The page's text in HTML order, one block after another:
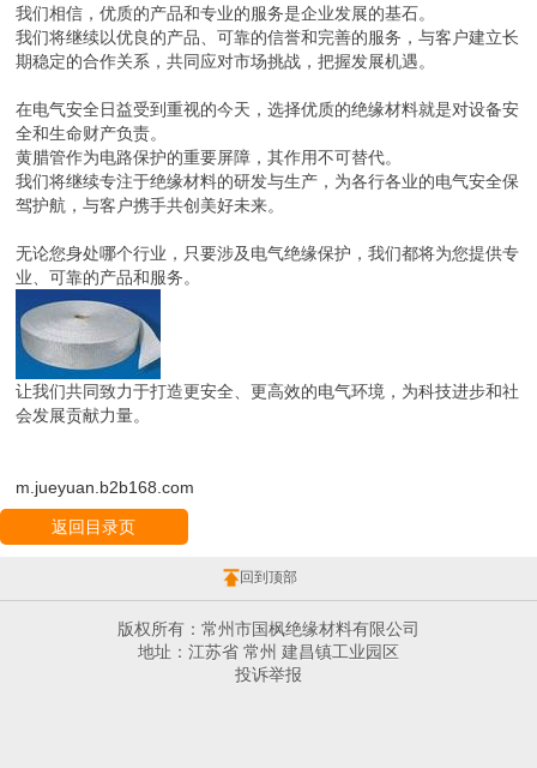
我们相信，优质的产品和专业的服务是企业发展的基石。
我们将继续以优良的产品、可靠的信誉和完善的服务，与客户建立长
期稳定的合作关系，共同应对市场挑战，把握发展机遇。
在电气安全日益受到重视的今天，选择优质的绝缘材料就是对设备安
全和生命财产负责。
黄腊管作为电路保护的重要屏障，其作用不可替代。
我们将继续专注于绝缘材料的研发与生产，为各行各业的电气安全保
驾护航，与客户携手共创美好未来。
无论您身处哪个行业，只要涉及电气绝缘保护，我们都将为您提供专
业、可靠的产品和服务。
让我们共同致力于打造更安全、更高效的电气环境，为科技进步和社
会发展贡献力量。
m.jueyuan.b2b168.com
返回目录页
回到顶部
版权所有：常州市国枫绝缘材料有限公司
地址：江苏省 常州 建昌镇工业园区
投诉举报